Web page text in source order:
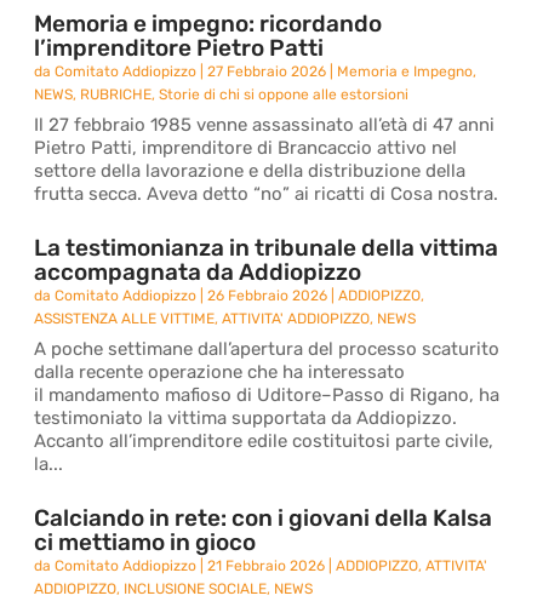
Memoria e impegno: ricordando
l’imprenditore Pietro Patti
daComitato Addiopizzo |27 Febbraio 2026 Memoria e Impegno,
NEWS, RUBRICHE,Storie di chi si oppone alle estorsioni
Il 27 febbraio 1985 venne assassinato all’età di 47 anni
Pietro Patti, imprenditore di Brancaccio attivo nel
settore della lavorazione e della distribuzione della
frutta secca. Aveva detto “no” ai ricatti di Cosa nostra.
La testimonianza in tribunale della vittima
accompagnata da Addiopizzo
daComitato Addiopizzo |26 Febbraio 2026 |ADDIOPIZZO,
ASSISTENZA ALLE VITTIME,ATTIVITA' ADDIOPIZZO, NEWS
A poche settimane dall’apertura del processo scaturito
dalla recente operazione che ha interessato
il mandamento mafioso di Uditore–Passo di Rigano, ha
testimoniato la vittima supportata da Addiopizzo.
Accanto all’imprenditore edile costituitosi parte civile,
la...
Calciando in rete: con i giovani della Kalsa
ci mettiamo in gioco
daComitato Addiopizzo |21 Febbraio 2026 |ADDIOPIZZO,ATTIVITA'
ADDIOPIZZO, INCLUSIONE SOCIALE, NEWS